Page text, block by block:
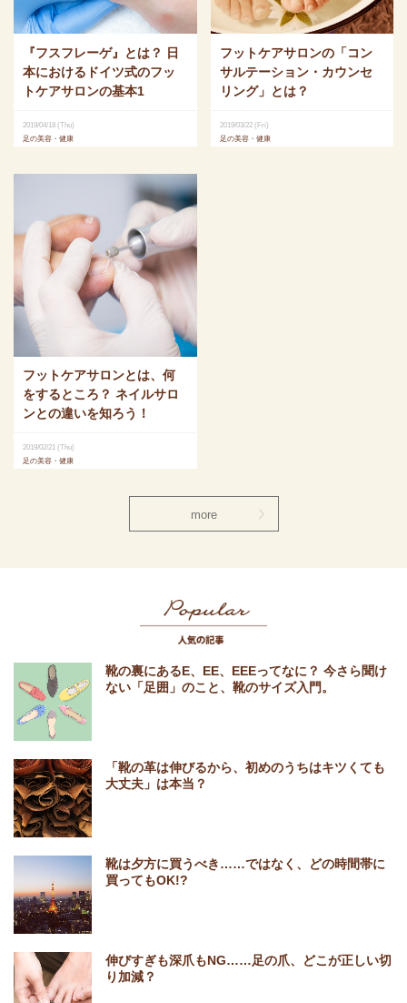
『フスフレーゲ』とは？ 日
本におけるドイツ式のフッ
トケアサロンの基本1
2019/04/18 (Thu)
足の美容・健康
フットケアサロンの「コン
サルテーション・カウンセ
リング」とは？
2019/03/22 (Fri)
足の美容・健康
フットケアサロンとは、何
をするところ？ ネイルサロ
ンとの違いを知ろう！
2019/02/21 (Thu)
足の美容・健康
more
靴の裏にあるE、EE、EEEってなに？ 今さら聞け
ない「足囲」のこと、靴のサイズ入門。
「靴の革は伸びるから、初めのうちはキツくても
大丈夫」は本当？
靴は夕方に買うべき……ではなく、どの時間帯に
買ってもOK!?
伸びすぎも深爪もNG……足の爪、どこが正しい切
り加減？